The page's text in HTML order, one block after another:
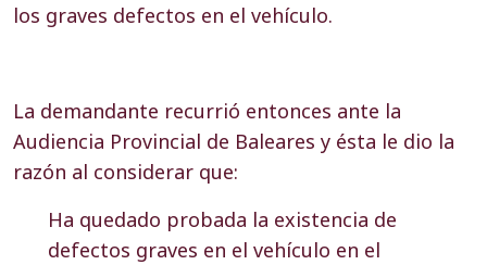
los graves defectos en el vehículo.
La demandante recurrió entonces ante la
Audiencia Provincial de Baleares y ésta le dio la
razón al considerar que:
Ha quedado probada la existencia de
defectos graves en el vehículo en el